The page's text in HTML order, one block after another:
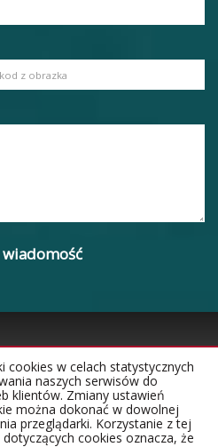
cookies w celach statystycznych
naszych serwisów do
klientów. Zmiany ustawień
można dokonać w dowolnej
przeglądarki. Korzystanie z tej
cookies oznacza, że